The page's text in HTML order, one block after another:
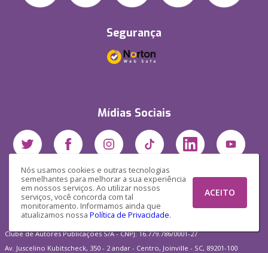
Nós usamos cookies e outras tecnologias
semelhantes para melhorar a sua experiência
em nossos serviços. Ao utilizar nossos
serviços, você concorda com tal
monitoramento. Informamos ainda que
atualizamos nossa Política de Privacidade.
ACEITO
Segurança
Mídias Sociais
Clube de Autores Publicações S/A - CNPJ: 16.779.786/0001-27
Av. Juscelino Kubitscheck, 350 - 2 andar - Centro, Joinville - SC, 89201-100